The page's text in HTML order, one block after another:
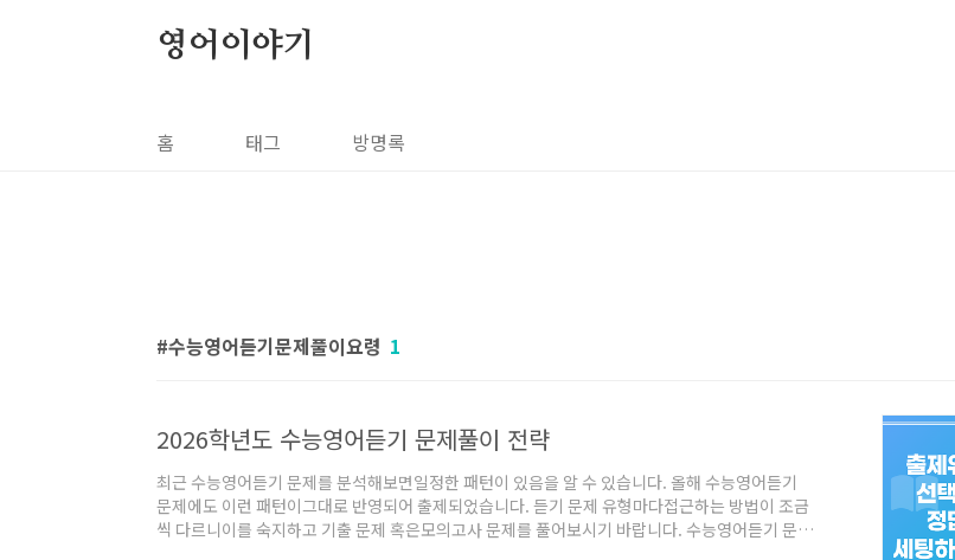
영어이야기
홈 태그 방명록
수능영어듣기문제풀이요령 1
2026학년도 수능영어듣기 문제풀이 전략
최근 수능영어듣기 문제를 분석해보면일정한 패턴이 있음을 알 수 있습니다. 올해 수능영어듣기
문제에도 이런 패턴이그대로 반영되어 출제되었습니다. 듣기 문제 유형마다접근하는 방법이 조금
씩 다르니이를 숙지하고 기출 문제 혹은모의고사 문제를 풀어보시기 바랍니다. 수능영어듣기 문제